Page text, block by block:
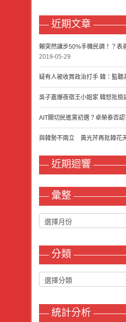
近期文章
賴突然讓步50%手機民調！？表
2019-05-29
疑有人被收買政治打手 韓：監聽
吳子嘉爆夜宿王小姐家 韓怒批檢
AIT關切民進黨初選？卓榮泰否
與韓勢不兩立 黃光芹再批韓花
近期迴響
彙整
分類
統計分析